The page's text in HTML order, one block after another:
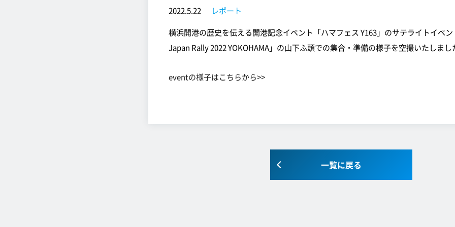
2022.5.22
レポート
横浜開港の歴史を伝える開港記念イベント「ハマフェス Y163」のサテライトイベ
Japan Rally 2022 YOKOHAMA」の山下ふ頭での集合・準備の様子を空撮いたしまし
eventの様子はこちらから>>
一覧に戻る